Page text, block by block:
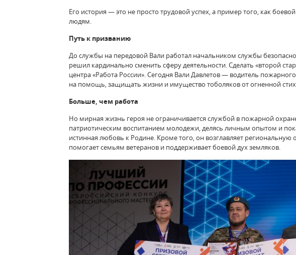
Его история — это не просто трудовой успех, а пример того, как
людям.
Путь к призванию
До службы на передовой Вали работал начальником службы
решил кардинально сменить сферу деятельности. Сделать «второй
центра «Работа России». Сегодня Вали Давлетов — водитель
на помощь, защищать жизни и имущество тоболяков от огненной
Больше, чем работа
Но мирная жизнь героя не ограничивается службой в пожарной
патриотическим воспитанием молодежи, делясь личным опытом и
истинная любовь к Родине. Кроме того, он возглавляет
помогает семьям ветеранов и поддерживает боевой дух земляков.